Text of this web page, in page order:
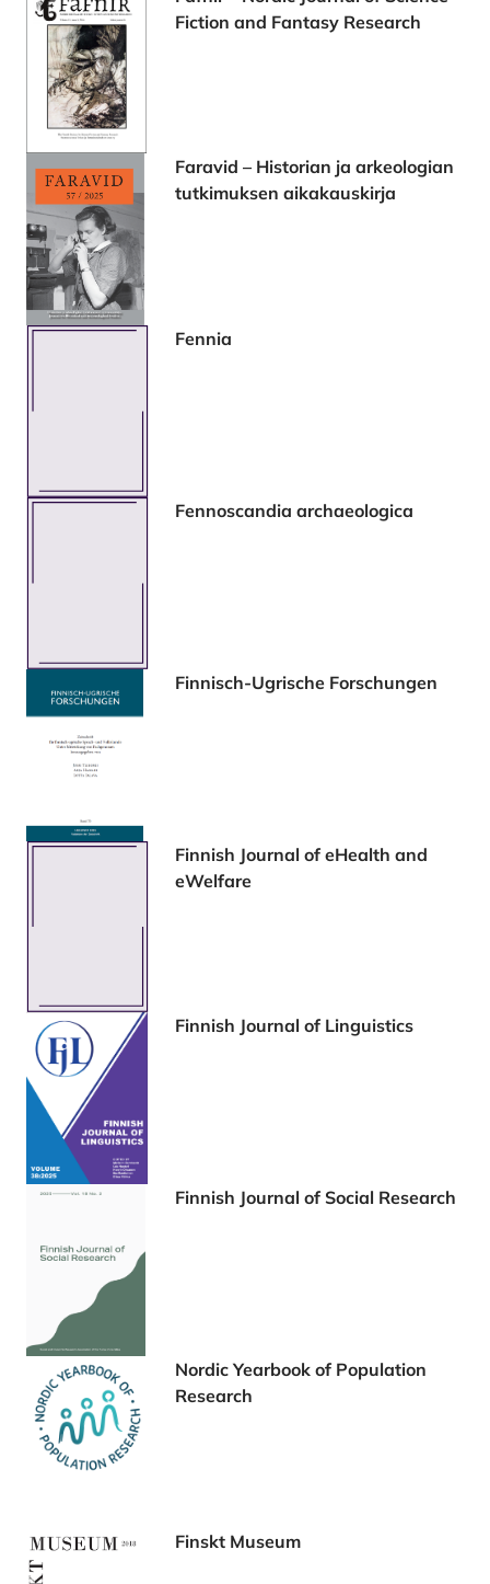
Fiction and Fantasy Research
Faravid – Historian ja arkeologian
tutkimuksen aikakauskirja
Fennia
Fennoscandia archaeologica
Finnisch-Ugrische Forschungen
Finnish Journal of eHealth and
eWelfare
Finnish Journal of Linguistics
Finnish Journal of Social Research
Nordic Yearbook of Population
Research
Finskt Museum